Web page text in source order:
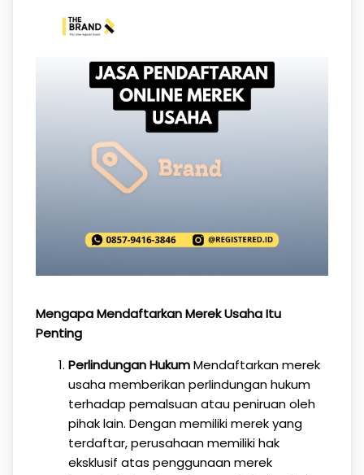
Mengapa Mendaftarkan Merek Usaha Itu
Penting
Perlindungan HukumMendaftarkan merek
usaha memberikan perlindungan hukum
terhadap pemalsuan atau peniruan oleh
pihak lain. Dengan memiliki merek yang
terdaftar, perusahaan memiliki hak
eksklusif atas penggunaan merek